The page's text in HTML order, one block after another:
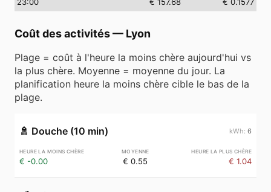
Coût des activités— Lyon
Plage = coût à l'heure la moins chère aujourd'hui vs
la plus chère. Moyenne = moyenne du jour. La
planification heure la moins chère cible le bas de la
plage.
🚿 Douche (10 min) 6
€ -0.00 € 0.55 € 1.04